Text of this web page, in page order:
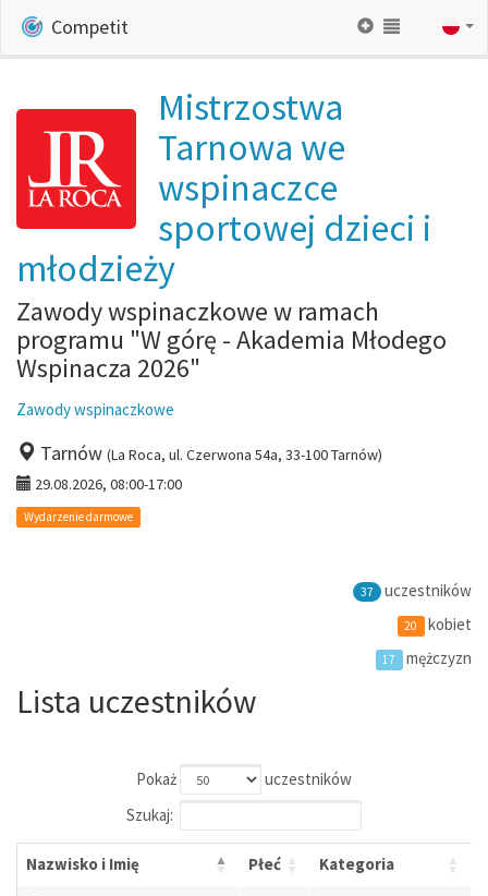
Competit
Mistrzostwa
Tarnowa we
wspinaczce
sportowej dzieci i
młodzieży
Zawody wspinaczkowe w ramach
programu "W górę - Akademia Młodego
Wspinacza 2026"
Zawody wspinaczkowe
Tarnów (La Roca, ul. Czerwona 54a, 33-100 Tarnów)
29.08.2026, 08:00-17:00
Wydarzenie darmowe
37 uczestników
20 kobiet
17 mężczyzn
Lista uczestników
Pokaż
uczestników
Szukaj:
Nazwisko i Imię Płeć Kategoria